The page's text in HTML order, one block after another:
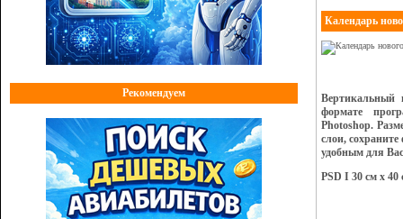
Рекомендуем
Календарь
Вертикальный
формате
Photoshop.
слои,
удобным для
PSD I 30 см х